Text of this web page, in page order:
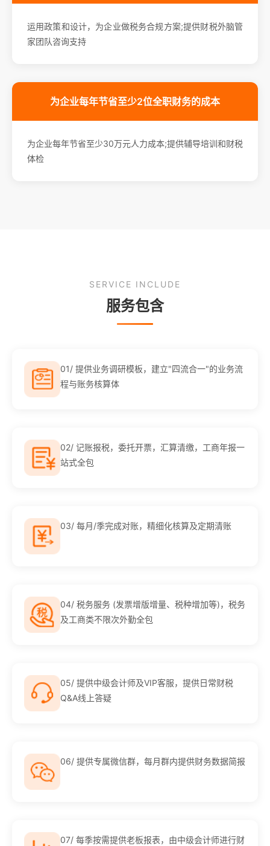
运用政策和设计，为企业做税务合规方案;提供财税外脑管
家团队咨询支持
为企业每年节省至少2位全职财务的成本
为企业每年节省至少30万元人力成本;提供辅导培训和财税
体检
SERVICE INCLUDE
服务包含
01/ 提供业务调研模板，建立"四流合一"的业务流
程与账务核算体
02/ 记账报税，委托开票，汇算清缴，工商年报一
站式全包
03/ 每月/季完成对账，精细化核算及定期清账
04/ 税务服务 (发票增版增量、税种增加等)，税务
及工商类不限次外勤全包
05/ 提供中级会计师及VIP客服，提供日常财税
Q&A线上答疑
06/ 提供专属微信群，每月群内提供财务数据简报
07/ 每季按需提供老板报表，由中级会计师进行财